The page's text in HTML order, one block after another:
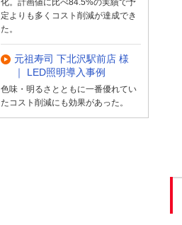
定よりも多くコスト削減が達成でき
た。
元祖寿司 下北沢駅前店 様
｜ LED照明導入事例
色味・明るさとともに一番優れてい
たコスト削減にも効果があった。